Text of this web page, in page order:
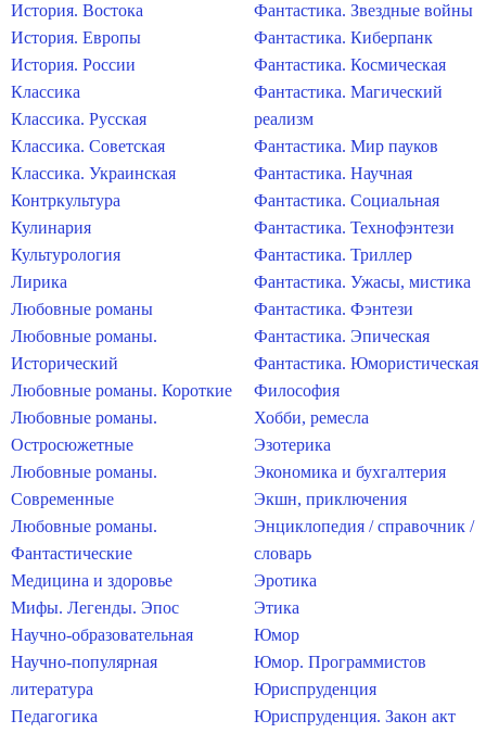
История. Востока
История. Европы
История. России
Классика
Классика. Русская
Классика. Советская
Классика. Украинская
Контркультура
Кулинария
Культурология
Лирика
Любовные романы
Любовные романы.
Исторический
Любовные романы. Короткие
Любовные романы.
Остросюжетные
Любовные романы.
Современные
Любовные романы.
Фантастические
Медицина и здоровье
Мифы. Легенды. Эпос
Научно-образовательная
Научно-популярная
литература
Педагогика
Фантастика. Звездные войны
Фантастика. Киберпанк
Фантастика. Космическая
Фантастика. Магический
реализм
Фантастика. Мир пауков
Фантастика. Научная
Фантастика. Социальная
Фантастика. Технофэнтези
Фантастика. Триллер
Фантастика. Ужасы, мистика
Фантастика. Фэнтези
Фантастика. Эпическая
Фантастика. Юмористическая
Философия
Хобби, ремесла
Эзотерика
Экономика и бухгалтерия
Экшн, приключения
Энциклопедия / справочник /
словарь
Эротика
Этика
Юмор
Юмор. Программистов
Юриспруденция
Юриспруденция. Закон акт